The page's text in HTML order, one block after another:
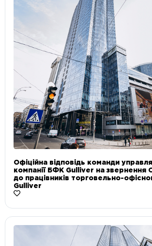
Офіційна відповідь команди
компанії БФК Gulliver на звернення
до працівників торговельно-
Gulliver